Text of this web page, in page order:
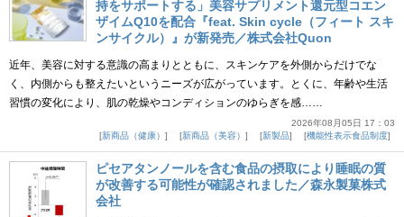
持をサポートする」美容サプリメント還元型コエン
ザイムQ10を配合『feat. Skin cycle（フィート スキ
ンサイクル）』が新発売／株式会社Quon
近年、美容に対する意識の高まりとともに、スキンケアを外側からだけでな
く、内側からも整えたいというニーズが広がっています。とくに、年齢や生活
習慣の変化により、肌の乾燥やコンディションのゆらぎを感……
2026年08月05日 17：03
新商品（健康）
新商品（美容） 新製品 機能性表示食品制度
ピセアタンノールを含む食品の摂取により睡眠の質
が改善する可能性が確認されました／森永製菓株式
会社